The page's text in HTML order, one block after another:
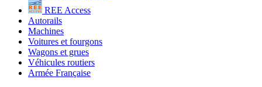
REE Access
Autorails
Machines
Voitures et fourgons
Wagons et grues
Véhicules routiers
Armée Française